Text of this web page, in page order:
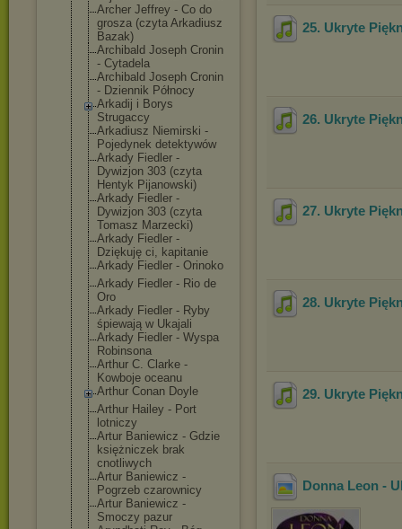
Archer Jeffrey - Co do
grosza (czyta Arkadiusz
Bazak)
Archibald Joseph Cronin
- Cytadela
Archibald Joseph Cronin
- Dziennik Północy
Arkadij i Borys
Strugaccy
Arkadiusz Niemirski -
Pojedynek detektywów
Arkady Fiedler -
Dywizjon 303 (czyta
Hentyk Pijanowski)
Arkady Fiedler -
Dywizjon 303 (czyta
Tomasz Marzecki)
Arkady Fiedler -
Dziękuję ci, kapitanie
Arkady Fiedler - Orinoko
Arkady Fiedler - Rio de
Oro
Arkady Fiedler - Ryby
śpiewają w Ukajali
Arkady Fiedler - Wyspa
Robinsona
Arthur C. Clarke -
Kowboje oceanu
Arthur Conan Doyle
Arthur Hailey - Port
lotniczy
Artur Baniewicz - Gdzie
księżniczek brak
cnotliwych
Artur Baniewicz -
Pogrzeb czarownicy
Artur Baniewicz -
Smoczy pazur
25. Ukryte
26. Ukryte
27. Ukryte
28. Ukryte
29. Ukryte
Donna Leon -